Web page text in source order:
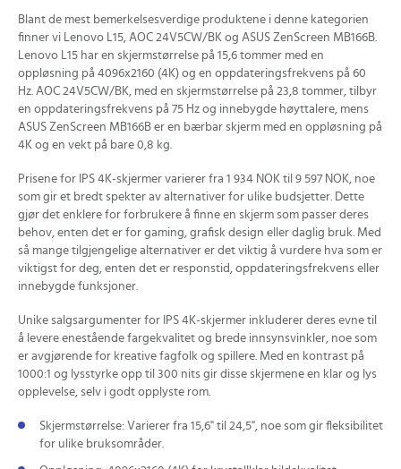
Blant de mest bemerkelsesverdige produktene i denne kategorien
finner vi Lenovo L15, AOC 24V5CW/BK og ASUS ZenScreen MB166B.
Lenovo L15 har en skjermstørrelse på 15,6 tommer med en
oppløsning på 4096x2160 (4K) og en oppdateringsfrekvens på 60
Hz. AOC 24V5CW/BK, med en skjermstørrelse på 23,8 tommer, tilbyr
en oppdateringsfrekvens på 75 Hz og innebygde høyttalere, mens
ASUS ZenScreen MB166B er en bærbar skjerm med en oppløsning på
4K og en vekt på bare 0,8 kg.
Prisene for IPS 4K-skjermer varierer fra 1 934 NOK til 9 597 NOK, noe
som gir et bredt spekter av alternativer for ulike budsjetter. Dette
gjør det enklere for forbrukere å finne en skjerm som passer deres
behov, enten det er for gaming, grafisk design eller daglig bruk. Med
så mange tilgjengelige alternativer er det viktig å vurdere hva som er
viktigst for deg, enten det er responstid, oppdateringsfrekvens eller
innebygde funksjoner.
Unike salgsargumenter for IPS 4K-skjermer inkluderer deres evne til
å levere enestående fargekvalitet og brede innsynsvinkler, noe som
er avgjørende for kreative fagfolk og spillere. Med en kontrast på
1000:1 og lysstyrke opp til 300 nits gir disse skjermene en klar og lys
opplevelse, selv i godt opplyste rom.
Skjermstørrelse: Varierer fra 15,6" til 24,5", noe som gir fleksibilitet
for ulike bruksområder.